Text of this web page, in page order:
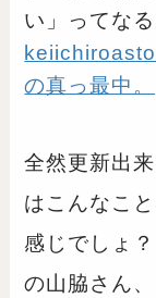
い」ってな
の真っ最中。
全然更新出
はこんなこ
感じでしょ
の山脇さん